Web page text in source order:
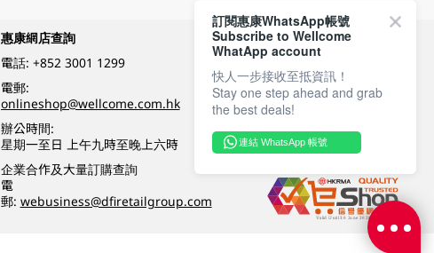
惠康網店查詢
電話: +852 3001 1299
電郵:
onlineshop@wellcome.com.hk
辦公時間:
星期一至日 上午九時至晚上六時
企業合作及大量訂購查詢
電
郵: webusiness@dfiretailgroup.com
付款方式
關注我們
訂閱惠康WhatsApp帳號
Subscribe to Wellcome
WhatApp account
快人一步接收至抵資訊！
Stay one step ahead and grab
the best deals!
連結 WhatsApp 帳號